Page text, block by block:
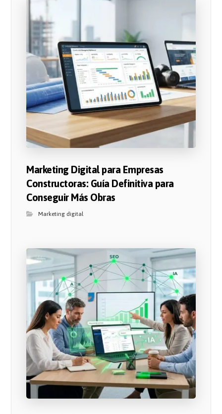
Marketing Digital para Empresas
Constructoras: Guía Definitiva para
Conseguir Más Obras
Marketing digital